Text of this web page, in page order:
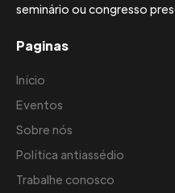
seminário ou congresso
Paginas
Início
Eventos
Sobre nós
Política antiassédio
Trabalhe conosco